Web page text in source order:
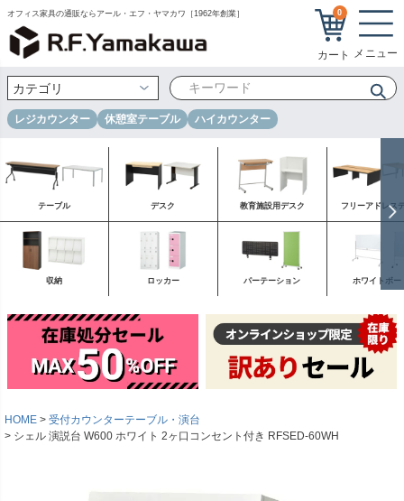
オフィス家具の通販ならアール・エフ・ヤマカワ［1962年創業］ 0
レジカウンター 休憩室テーブル ハイカウンター
テーブル デスク 教育施設用デスク フリーアドレス
収納 ロッカー パーテーション ホワイトボー
HOME
受付カウンターテーブル・演台
シェル 演説台 W600 ホワイト 2ヶ口コンセント付き RFSED-60WH